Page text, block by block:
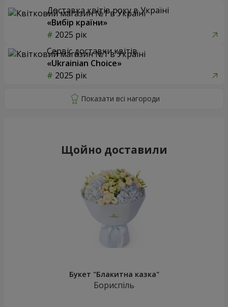
Доставка квітів року в Україні
«Вибір країни»
2025 рік
Сервіс доставки квітів
«Ukrainian Choice»
2025 рік
Щойно доставили
Букет "Блакитна казка"
Бориспіль